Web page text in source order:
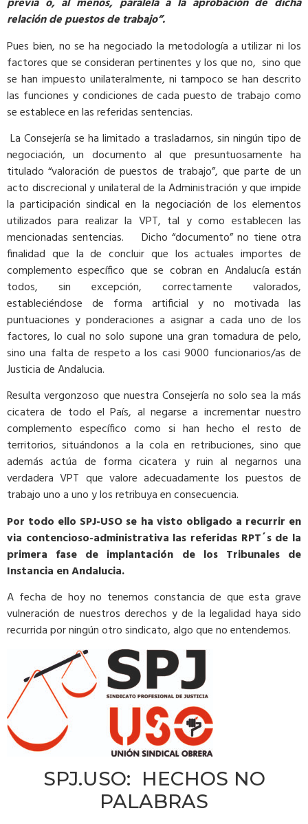
previa o, al menos, paralela a la aprobación de dicha
relación de puestos de trabajo”.
Pues bien, no se ha negociado la metodología a utilizar ni los
factores que se consideran pertinentes y los que no, sino que
se han impuesto unilateralmente, ni tampoco se han descrito
las funciones y condiciones de cada puesto de trabajo como
se establece en las referidas sentencias.
La Consejería se ha limitado a trasladarnos, sin ningún tipo de
negociación, un documento al que presuntuosamente ha
titulado “valoración de puestos de trabajo”, que parte de un
acto discrecional y unilateral de la Administración y que impide
la participación sindical en la negociación de los elementos
utilizados para realizar la VPT, tal y como establecen las
mencionadas sentencias. Dicho “documento” no tiene otra
finalidad que la de concluir que los actuales importes de
complemento específico que se cobran en Andalucía están
todos, sin excepción, correctamente valorados,
estableciéndose de forma artificial y no motivada las
puntuaciones y ponderaciones a asignar a cada uno de los
factores, lo cual no solo supone una gran tomadura de pelo,
sino una falta de respeto a los casi 9000 funcionarios/as de
Justicia de Andalucia.
Resulta vergonzoso que nuestra Consejería no solo sea la más
cicatera de todo el País, al negarse a incrementar nuestro
complemento específico como si han hecho el resto de
territorios, situándonos a la cola en retribuciones, sino que
además actúa de forma cicatera y ruin al negarnos una
verdadera VPT que valore adecuadamente los puestos de
trabajo uno a uno y los retribuya en consecuencia.
Por todo ello SPJ-USO se ha visto obligado a recurrir en
via contencioso-administrativa las referidas RPT´s de la
primera fase de implantación de los Tribunales de
Instancia en Andalucia.
A fecha de hoy no tenemos constancia de que esta grave
vulneración de nuestros derechos y de la legalidad haya sido
recurrida por ningún otro sindicato, algo que no entendemos.
SPJ.USO: HECHOS NO
PALABRAS